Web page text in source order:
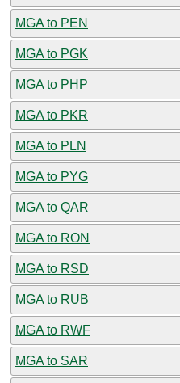
MGA to PEN
MGA to PGK
MGA to PHP
MGA to PKR
MGA to PLN
MGA to PYG
MGA to QAR
MGA to RON
MGA to RSD
MGA to RUB
MGA to RWF
MGA to SAR